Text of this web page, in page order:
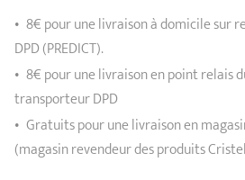
8€ pour une livraison à domicile sur
DPD (PREDICT).
8€ pour une livraison en point relais
transporteur DPD
Gratuits pour une livraison en
(magasin revendeur des produits